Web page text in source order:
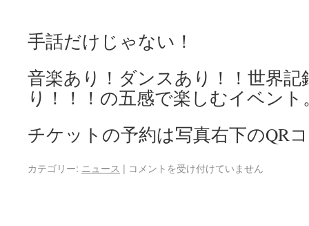
手話だけじゃない！
音楽あり！ダンスあり！！世界
り！！！の五感で楽しむイベント
チケットの予約は写真右下のQR
カテゴリー: ニュース | コメントを受け付けていません